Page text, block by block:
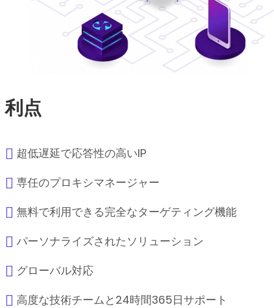
利点
超低遅延で応答性の高いIP
専任のプロキシマネージャー
無料で利用できる完全なターゲティング機能
パーソナライズされたソリューション
グローバル対応
高度な技術チームと24時間365日サポート